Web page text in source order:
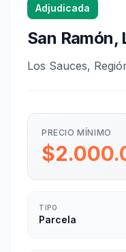
Adjudicada
San Ramón,
Los Sauces,
PRECIO MÍNIMO
TIPO
Parcela